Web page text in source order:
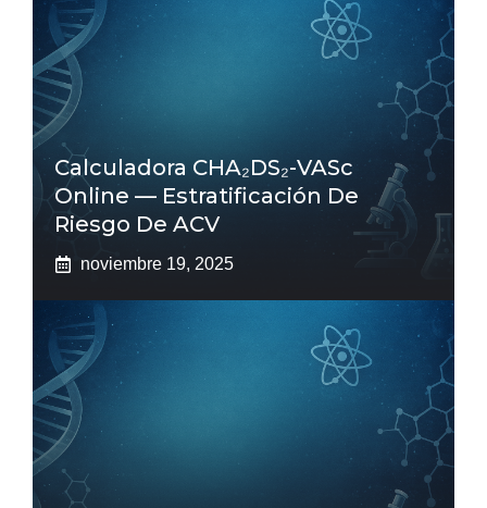
Calculadora CHA₂DS₂-VASc
Online — Estratificación De
Riesgo De ACV
noviembre 19, 2025